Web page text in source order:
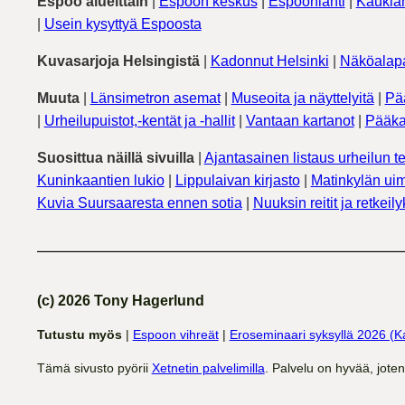
Usein kysyttyä Espoosta
Kuvasarjoja Helsingistä| Kadonnut Helsinki
Muuta| Länsimetron asemat| Museoita ja näyttelyitä
Urheilupuistot,-kentät ja -hallit| Vantaan kartanot|
Suosittua näillä sivuilla| Ajantasainen listaus urheilun
Kuninkaantien lukio| Lippulaivan kirjasto|
Matinkylän
Kuvia Suursaaresta ennen sotia
Nuuksin reitit ja
(c) 2026 Tony Hagerlund
Tutustu myös| Espoon vihreät| Eroseminaari syksyllä 2026
Tämä sivusto pyörii Xetnetin palvelimilla . Palvelu on hyvää,